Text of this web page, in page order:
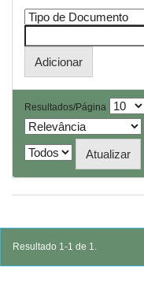
Resultados/Página
Resultado 1-1 de 1.